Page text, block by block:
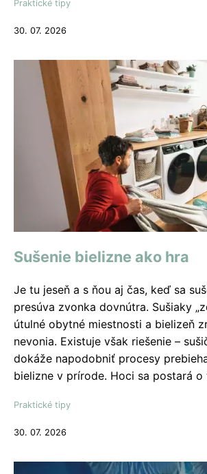
Praktické tipy
30. 07. 2026
Sušenie bielizne ako hra
Je tu jeseň a s ňou aj čas, keď sa
presúva zvonka dovnútra. Sušiaky
útulné obytné miestnosti a bielizeň
nevonia. Existuje však riešenie –
dokáže napodobniť procesy
bielizne v prírode. Hoci sa postará o
Praktické tipy
30. 07. 2026